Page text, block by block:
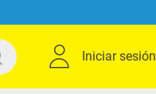
Iniciar sesión